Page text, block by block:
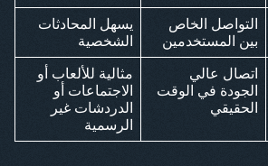
التواصل الخاص
بين المستخدمين
يسهل المحادثات
الشخصية
اتصال عالي
الجودة في الوقت
الحقيقي
مثالية للألعاب أو
الاجتماعات أو
الدردشات غير
الرسمية